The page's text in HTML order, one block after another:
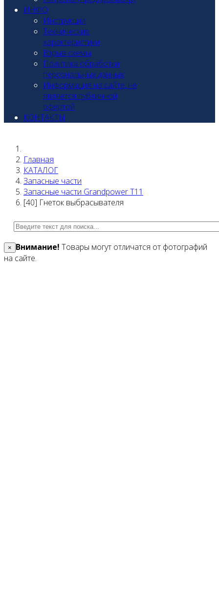
ИНФО
Инструкции
Технические
характеристики
Взрыв схемы
Политика обработки
персональных данных
Информация на сайте, не
является публичной
офертой
КОНТАКТЫ
Главная
КАТАЛОГ
Запасные части
Запасные части Grandpower T11
[40] Гнеток выбрасывателя
× Внимание! Товары могут отличатся от фотографий
на сайте.